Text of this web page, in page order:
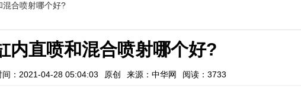
混合喷射哪个好?
内直喷和混合喷射哪个好?
间：2021-04-28 05:04:03 原创 来源：中华网 阅读：3733